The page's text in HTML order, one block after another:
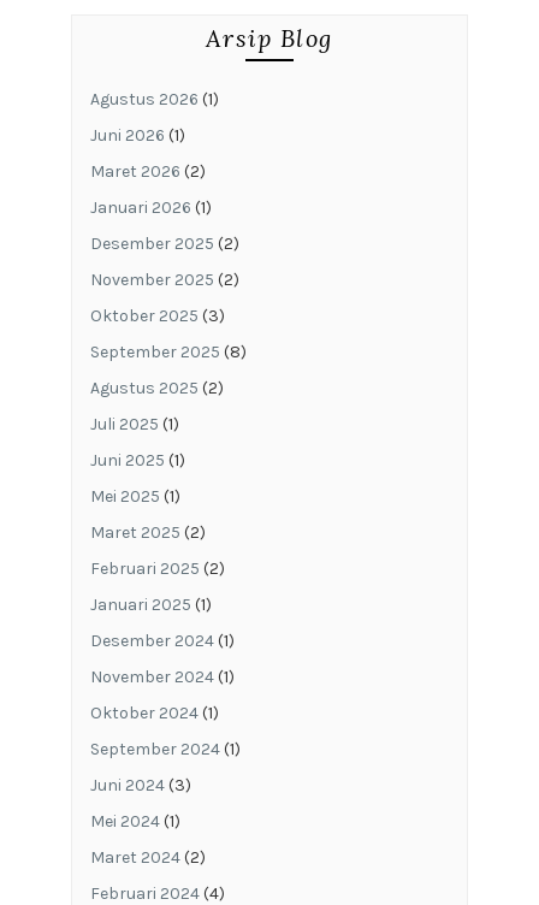
Arsip Blog
Agustus 2026 (1)
Juni 2026 (1)
Maret 2026 (2)
Januari 2026 (1)
Desember 2025 (2)
November 2025 (2)
Oktober 2025 (3)
September 2025 (8)
Agustus 2025 (2)
Juli 2025 (1)
Juni 2025 (1)
Mei 2025 (1)
Maret 2025 (2)
Februari 2025 (2)
Januari 2025 (1)
Desember 2024(1)
November 2024(1)
Oktober 2024(1)
September 2024(1)
Juni 2024(3)
Mei 2024(1)
Maret 2024(2)
Februari 2024(4)